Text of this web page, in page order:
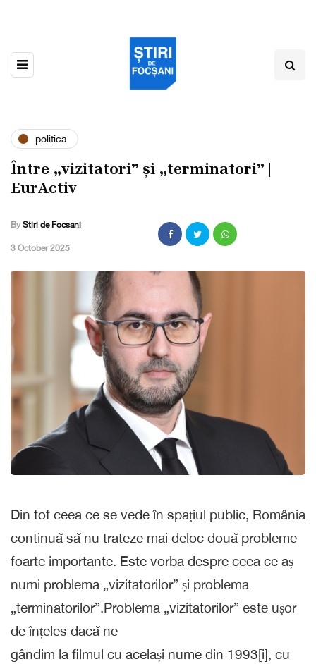
politica
Între „vizitatori” și „terminatori” |
EurActiv
By Stiri de Focsani
,3 October 2025
Din tot ceea ce se vede în spațiul public, România
continuă să nu trateze mai deloc două probleme
foarte importante. Este vorba despre ceea ce aș
numi problema „vizitatorilor” și problema
„terminatorilor”.Problema „vizitatorilor” este ușor
de înțeles dacă ne
gândim la filmul cu același nume din 1993[i], cu